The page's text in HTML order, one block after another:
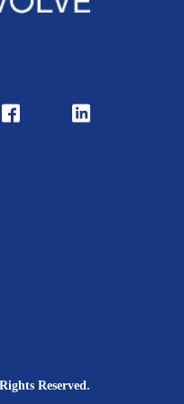
Reserved.